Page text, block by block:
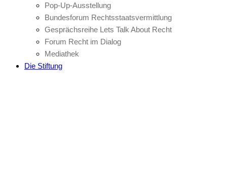
Pop-Up-Ausstellung
Bundesforum Rechtsstaatsvermittlung
Gesprächsreihe Lets Talk About Recht
Forum Recht im Dialog
Mediathek
Die Stiftung